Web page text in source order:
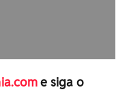
e siga o